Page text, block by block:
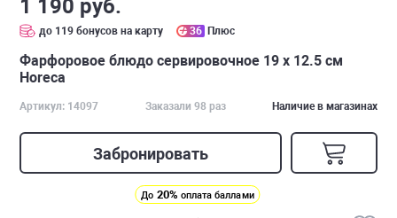
1 190 руб.
до 119 бонусов на карту 36 Плюс
Фарфоровое блюдо сервировочное 19 х 12.5 см
Horeca
Артикул: 14097 Заказали 98 раз Наличие в магазинах
Забронировать
До 20% оплата баллами